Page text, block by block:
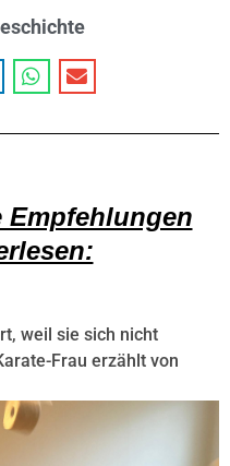
Empfehlungen
weil sie sich nicht
Frau erzählt von